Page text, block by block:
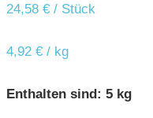
24,58 € / Stück
4,92 € / kg
Enthalten sind: 5 kg